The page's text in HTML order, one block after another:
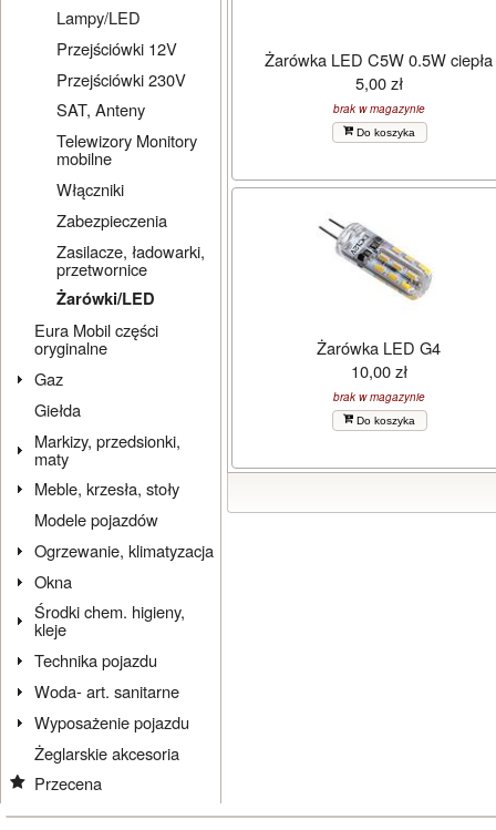
Lampy/LED
Przejściówki 12V
Przejściówki 230V
SAT, Anteny
Telewizory Monitory
mobilne
Włączniki
Zabezpieczenia
Zasilacze, ładowarki,
przetwornice
Żarówki/LED
Eura Mobil części
oryginalne
Gaz
Giełda
Markizy, przedsionki,
maty
Meble, krzesła, stoły
Modele pojazdów
Ogrzewanie, klimatyzacja
Okna
Środki chem. higieny,
kleje
Technika pojazdu
Woda- art. sanitarne
Wyposażenie pojazdu
Żeglarskie akcesoria
Przecena
Żarówka LED C5W 0.5W ciepła
5,00 zł
brak w magazynie
Do koszyka
Żarówka LED G4
10,00 zł
brak w magazynie
Do koszyka